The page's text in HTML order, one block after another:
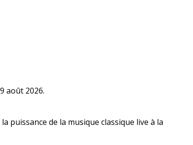
août 2026.
puissance de la musique classique live à la